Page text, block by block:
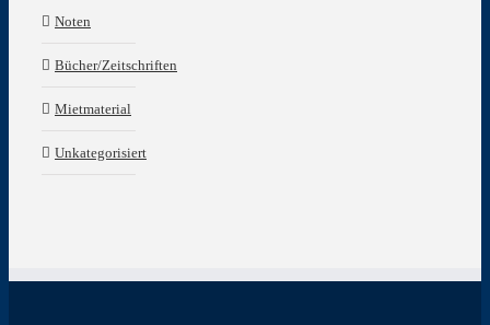
Noten
Bücher/Zeitschriften
Mietmaterial
Unkategorisiert